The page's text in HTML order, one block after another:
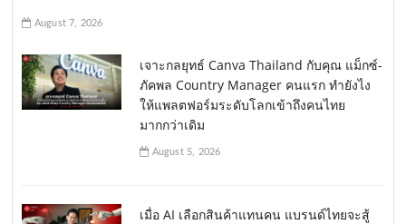
August 7, 2026
เจาะกลยุทธ์ Canva Thailand กับคุณ แม็กซ์-
ภัคพล Country Manager คนแรก ทำยังไง
ให้แพลตฟอร์มระดับโลกเข้าถึงคนไทย
มากกว่าเดิม
August 5, 2026
เมื่อ AI เลือกสินค้าแทนคน แบรนด์ไทยจะสู้